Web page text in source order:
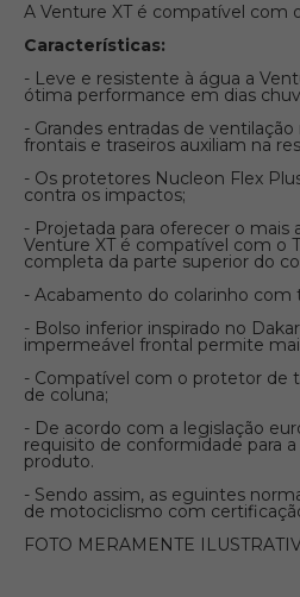
A Venture XT é compatível com
Características:
- Leve e resistente à água a
ótima performance em dias
- Grandes entradas de
frontais e traseiros auxiliam na
- Os protetores Nucleon Flex
contra os impactos;
- Projetada para oferecer o mais
Venture XT é compatível com o
completa da parte superior do
- Acabamento do colarinho com
- Bolso inferior inspirado no
impermeável frontal permite
- Compatível com o protetor de
de coluna;
- De acordo com a legislação
requisito de conformidade para
produto.
- Sendo assim, as eguintes
de motociclismo com
FOTO MERAMENTE